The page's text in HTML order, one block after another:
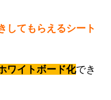
してもらえるシート
ワイトボード化でき